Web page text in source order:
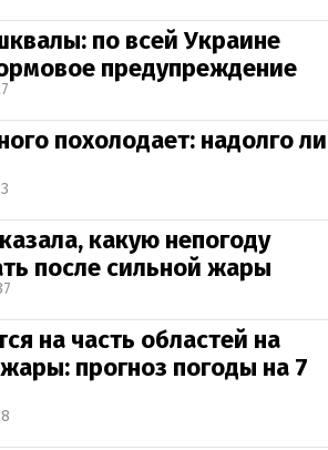
по всей Украине
предупреждение
похолодает: надолго ли
какую непогоду
после сильной жары
на часть областей на
прогноз погоды на 7